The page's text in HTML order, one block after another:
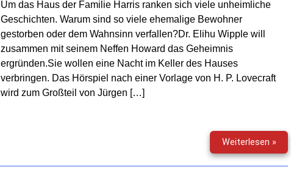
Um das Haus der Familie Harris ranken sich viele unheimliche
Geschichten. Warum sind so viele ehemalige Bewohner
gestorben oder dem Wahnsinn verfallen?Dr. Elihu Wipple will
zusammen mit seinem Neffen Howard das Geheimnis
ergründen.Sie wollen eine Nacht im Keller des Hauses
verbringen. Das Hörspiel nach einer Vorlage von H. P. Lovecraft
wird zum Großteil von Jürgen […]
Weiterlesen »
(162)
–